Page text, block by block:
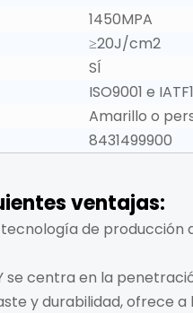
1450MPA
≥20J/cm2
SÍ
ISO9001 e
Amarillo o
8431499900
ventajas:
de
se centra en la
y durabilidad, ofrece